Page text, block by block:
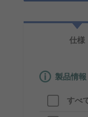
仕様
製品情
すべ